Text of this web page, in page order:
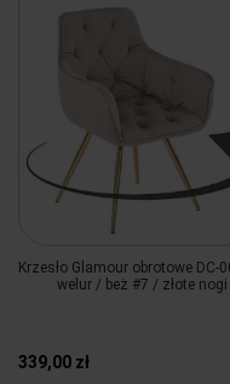
Krzesło Glamour obrotowe DC-
welur / beż #7 / złote nogi
339,00 zł